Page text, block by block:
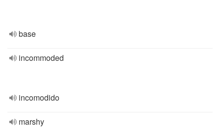
base
incommoded
incomodido
marshy